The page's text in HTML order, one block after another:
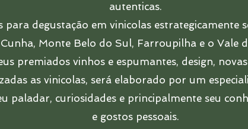
autenticas.
degustação em vinicolas estrategicamente
Monte Belo do Sul, Farroupilha e o Vale
premiados vinhos e espumantes, design,
as vinicolas, será elaborado por um
paladar, curiosidades e principalmente seu
e gostos pessoais.